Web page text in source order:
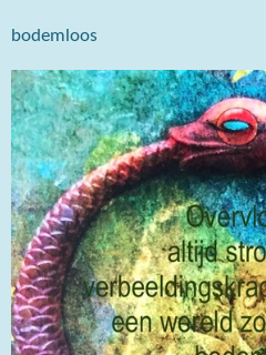
bodemloos